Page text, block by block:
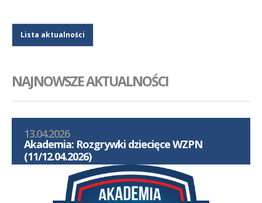
Lista aktualności
NAJNOWSZE AKTUALNOŚCI
13.04.2026
Akademia: Rozgrywki dziecięce WZPN
(11/12.04.2026)